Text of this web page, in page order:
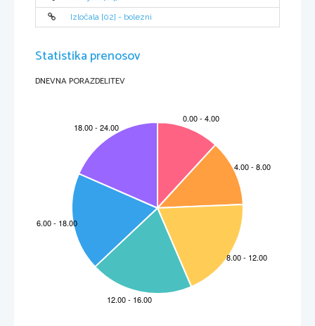
Izločala [02] - bolezni
Statistika prenosov
DNEVNA PORAZDELITEV